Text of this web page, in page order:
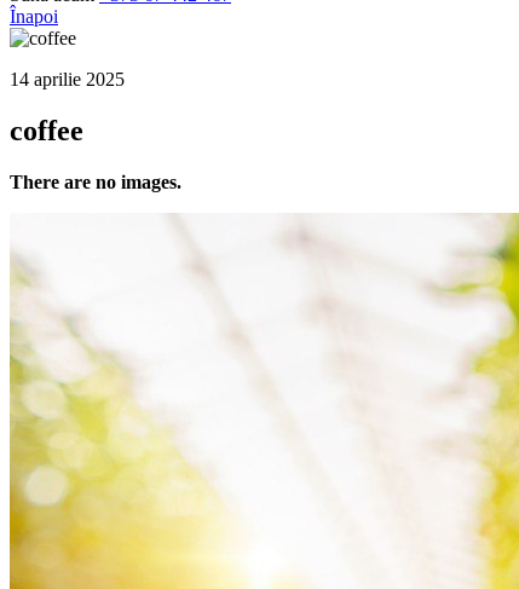
Înapoi
14 aprilie 2025
coffee
There are no images.